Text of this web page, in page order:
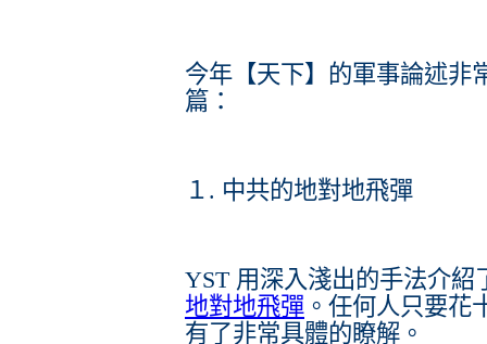
今年【天下】的軍事論述非
篇：
１. 中共的地對地飛彈
YST 用深入淺出的手法介
地對地飛彈 。任何人只要花
有了非常具體的瞭解。